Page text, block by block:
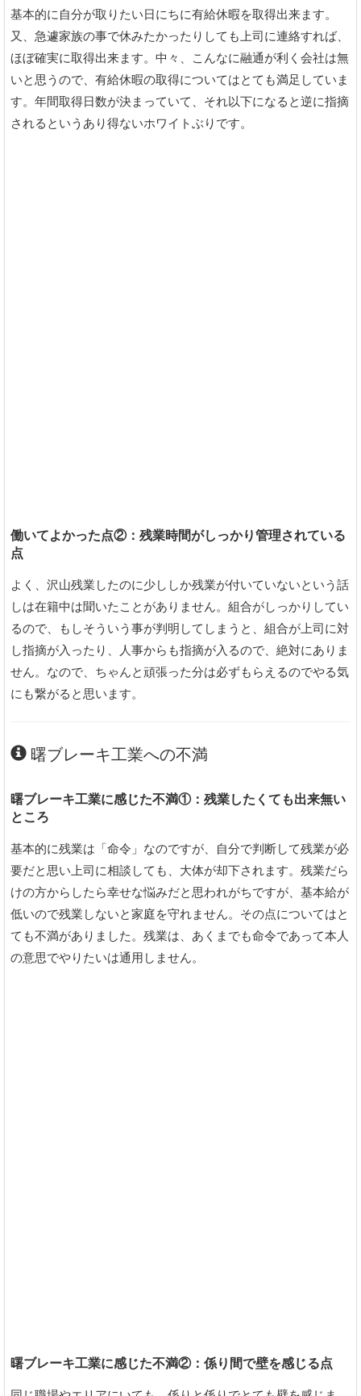
基本的に自分が取りたい日にちに有給休暇を取得出来ます。
又、急遽家族の事で休みたかったりしても上司に連絡すれば、
ほぼ確実に取得出来ます。中々、こんなに融通が利く会社は無
いと思うので、有給休暇の取得についてはとても満足していま
す。年間取得日数が決まっていて、それ以下になると逆に指摘
されるというあり得ないホワイトぶりです。
働いてよかった点②：残業時間がしっかり管理されている
点
よく、沢山残業したのに少ししか残業が付いていないという話
しは在籍中は聞いたことがありません。組合がしっかりしてい
るので、もしそういう事が判明してしまうと、組合が上司に対
し指摘が入ったり、人事からも指摘が入るので、絶対にありま
せん。なので、ちゃんと頑張った分は必ずもらえるのでやる気
にも繋がると思います。
曙ブレーキ工業への不満
曙ブレーキ工業に感じた不満①：残業したくても出来無い
ところ
基本的に残業は「命令」なのですが、自分で判断して残業が必
要だと思い上司に相談しても、大体が却下されます。残業だら
けの方からしたら幸せな悩みだと思われがちですが、基本給が
低いので残業しないと家庭を守れません。その点についてはと
ても不満がありました。残業は、あくまでも命令であって本人
の意思でやりたいは通用しません。
曙ブレーキ工業に感じた不満②：係り間で壁を感じる点